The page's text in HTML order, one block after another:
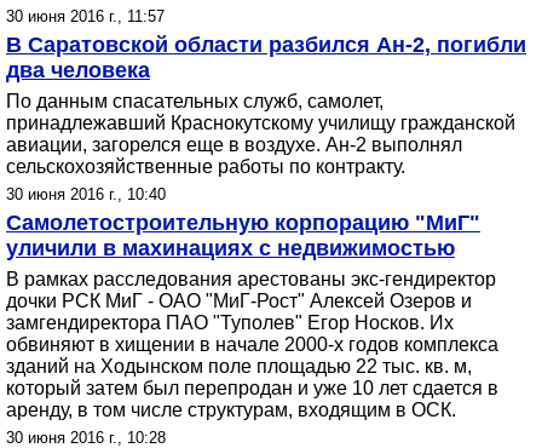
30 июня 2016 г., 11:57
В Саратовской области разбился Ан-2, погибли
два человека
По данным спасательных служб, самолет,
принадлежавший Краснокутскому училищу гражданской
авиации, загорелся еще в воздухе. Ан-2 выполнял
сельскохозяйственные работы по контракту.
30 июня 2016 г., 10:40
Самолетостроительную корпорацию "МиГ"
уличили в махинациях с недвижимостью
В рамках расследования арестованы экс-гендиректор
дочки РСК МиГ - ОАО "МиГ-Рост" Алексей Озеров и
замгендиректора ПАО "Туполев" Егор Носков. Их
обвиняют в хищении в начале 2000-х годов комплекса
зданий на Ходынском поле площадью 22 тыс. кв. м,
который затем был перепродан и уже 10 лет сдается в
аренду, в том числе структурам, входящим в ОСК.
30 июня 2016 г., 10:28